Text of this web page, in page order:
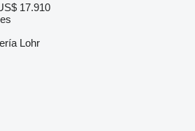
17.910
Lohr